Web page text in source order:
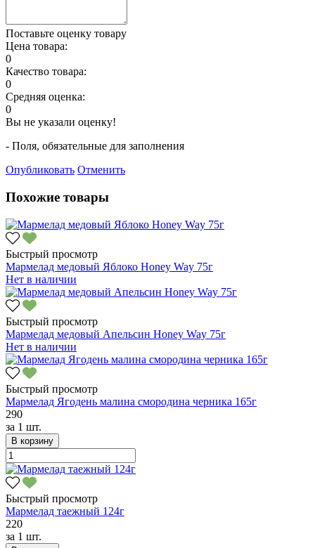
Поставьте оценку товару
Цена товара:
0
Качество товара:
0
Средняя оценка:
0
Вы не указали оценку!
- Поля, обязательные для заполнения
Опубликовать Отменить
Похожие товары
Быстрый просмотр
Мармелад медовый Яблоко Honey Way 75г
Нет в наличии
Быстрый просмотр
Мармелад медовый Апельсин Honey Way 75г
Нет в наличии
Быстрый просмотр
Мармелад Ягодень малина смородина черника 165г
290
за 1 шт.
В корзину
Быстрый просмотр
Мармелад таежный 124г
220
за 1 шт.